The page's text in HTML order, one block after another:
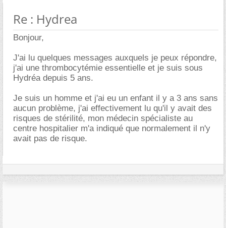
Re : Hydrea
Bonjour,
J'ai lu quelques messages auxquels je peux répondre,
j'ai une thrombocytémie essentielle et je suis sous
Hydréa depuis 5 ans.
Je suis un homme et j'ai eu un enfant il y a 3 ans sans
aucun problème, j'ai effectivement lu qu'il y avait des
risques de stérilité, mon médecin spécialiste au
centre hospitalier m'a indiqué que normalement il n'y
avait pas de risque.